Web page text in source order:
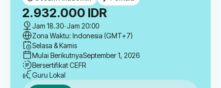
2.932.000 IDR
Jam 18.30-Jam 20:00
Zona Waktu: Indonesia (GMT+7)
Selasa & Kamis
Mulai BerikutnyaSeptember 1, 2026
Bersertifikat CEFR
Guru Lokal